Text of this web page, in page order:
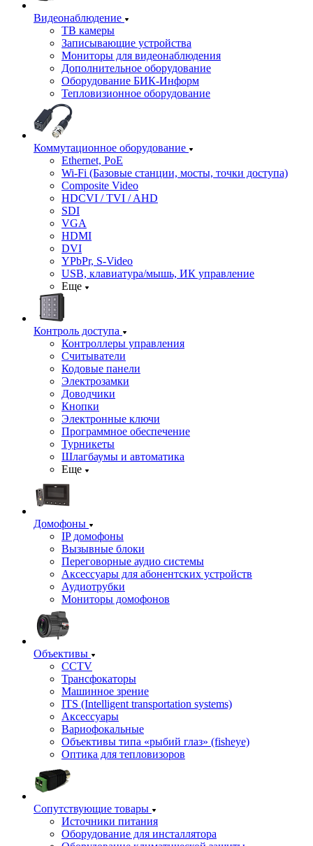
Видеонаблюдение
ТВ камеры
Записывающие устройства
Мониторы для видеонаблюдения
Дополнительное оборудование
Оборудование БИК-Информ
Тепловизионное оборудование
Коммутационное оборудование
Ethernet, PoE
Wi-Fi (Базовые станции, мосты, точки доступа)
Composite Video
HDCVI / TVI / AHD
SDI
VGA
HDMI
DVI
YPbPr, S-Video
USB, клавиатура/мышь, ИК управление
Еще
Контроль доступа
Контроллеры управления
Считыватели
Кодовые панели
Электрозамки
Доводчики
Кнопки
Электронные ключи
Программное обеспечение
Турникеты
Шлагбаумы и автоматика
Еще
Домофоны
IP домофоны
Вызывные блоки
Переговорные аудио системы
Аксессуары для абонентских устройств
Аудиотрубки
Мониторы домофонов
Объективы
CCTV
Трансфокаторы
Машинное зрение
ITS (Intelligent transportation systems)
Аксессуары
Вариофокальные
Объективы типа «рыбий глаз» (fisheye)
Оптика для тепловизоров
Сопутствующие товары
Источники питания
Оборудование для инсталлятора